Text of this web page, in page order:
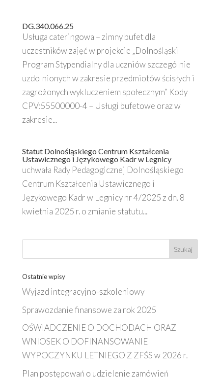
DG.340.066.25
Usługa cateringowa – zimny bufet dla
uczestników zajęć w projekcie „Dolnośląski
Program Stypendialny dla uczniów szczególnie
uzdolnionych w zakresie przedmiotów ścisłych i
zagrożonych wykluczeniem społecznym” Kody
CPV:55500000-4 – Usługi bufetowe oraz w
zakresie...
Statut Dolnośląskiego Centrum Kształcenia
Ustawicznego i Językowego Kadr w Legnicy
uchwała Rady Pedagogicznej Dolnośląskiego
Centrum Kształcenia Ustawicznego i
Językowego Kadr w Legnicy nr 4/2025 z dn. 8
kwietnia 2025 r. o zmianie statutu...
Ostatnie wpisy
Wyjazd integracyjno-szkoleniowy
Sprawozdanie finansowe za rok 2025
OŚWIADCZENIE O DOCHODACH ORAZ
WNIOSEK O DOFINANSOWANIE
WYPOCZYNKU LETNIEGO Z ZFŚS w 2026 r.
Plan postępowań o udzielenie zamówień